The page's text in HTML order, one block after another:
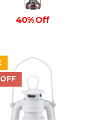
40% Off